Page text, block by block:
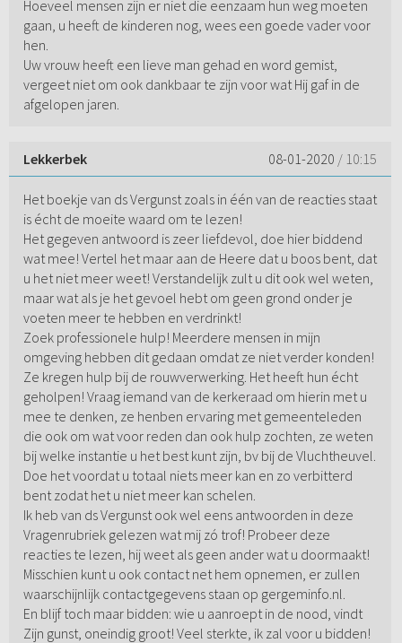
Hoeveel mensen zijn er niet die eenzaam hun weg moeten
gaan, u heeft de kinderen nog, wees een goede vader voor
hen.
Uw vrouw heeft een lieve man gehad en word gemist,
vergeet niet om ook dankbaar te zijn voor wat Hij gaf in de
afgelopen jaren.
Lekkerbek 08-01-2020 / 10:15
Het boekje van ds Vergunst zoals in één van de reacties staat
is écht de moeite waard om te lezen!
Het gegeven antwoord is zeer liefdevol, doe hier biddend
wat mee! Vertel het maar aan de Heere dat u boos bent, dat
u het niet meer weet! Verstandelijk zult u dit ook wel weten,
maar wat als je het gevoel hebt om geen grond onder je
voeten meer te hebben en verdrinkt!
Zoek professionele hulp! Meerdere mensen in mijn
omgeving hebben dit gedaan omdat ze niet verder konden!
Ze kregen hulp bij de rouwverwerking. Het heeft hun écht
geholpen! Vraag iemand van de kerkeraad om hierin met u
mee te denken, ze henben ervaring met gemeenteleden
die ook om wat voor reden dan ook hulp zochten, ze weten
bij welke instantie u het best kunt zijn, bv bij de Vluchtheuvel.
Doe het voordat u totaal niets meer kan en zo verbitterd
bent zodat het u niet meer kan schelen.
Ik heb van ds Vergunst ook wel eens antwoorden in deze
Vragenrubriek gelezen wat mij zó trof! Probeer deze
reacties te lezen, hij weet als geen ander wat u doormaakt!
Misschien kunt u ook contact net hem opnemen, er zullen
waarschijnlijk contactgegevens staan op gergeminfo.nl.
En blijf toch maar bidden: wie u aanroept in de nood, vindt
Zijn gunst, oneindig groot! Veel sterkte, ik zal voor u bidden!